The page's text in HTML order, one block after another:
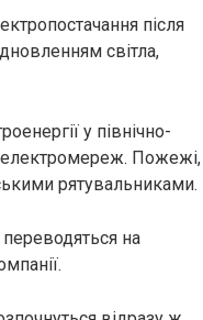
після
світла,
у північно-
електромереж. Пожежі,
рятувальниками.
на